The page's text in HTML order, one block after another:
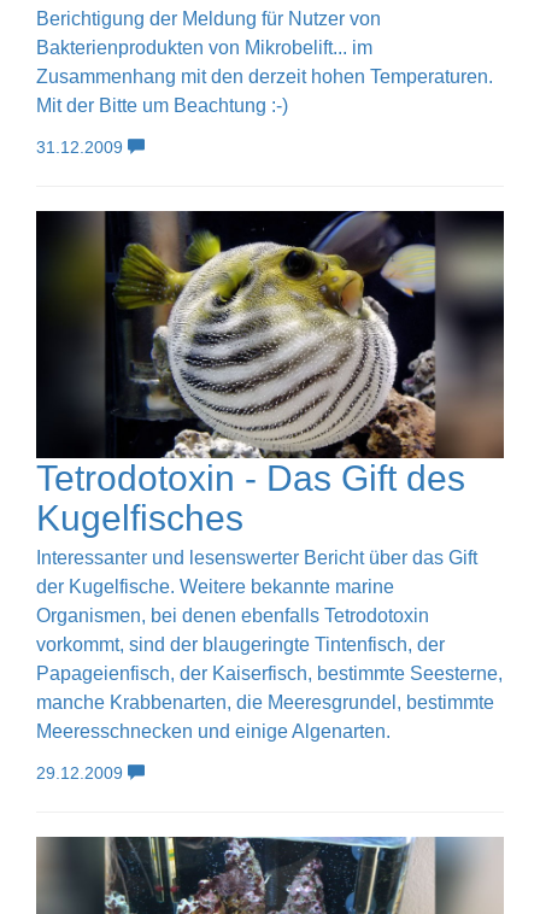
Berichtigung der Meldung für Nutzer von
Bakterienprodukten von Mikrobelift... im
Zusammenhang mit den derzeit hohen Temperaturen.
Mit der Bitte um Beachtung :-)
31.12.2009
Tetrodotoxin - Das Gift des
Kugelfisches
Interessanter und lesenswerter Bericht über das Gift
der Kugelfische. Weitere bekannte marine
Organismen, bei denen ebenfalls Tetrodotoxin
vorkommt, sind der blaugeringte Tintenfisch, der
Papageienfisch, der Kaiserfisch, bestimmte Seesterne,
manche Krabbenarten, die Meeresgrundel, bestimmte
Meeresschnecken und einige Algenarten.
29.12.2009